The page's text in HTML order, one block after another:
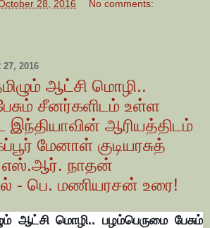
28, 2016 No comments:
27, 2016
ஆட்சி மொழி..
சீனர்களிடம் உள்ள
இந்தியாவின் ஆரியத்திடம்
மேனாள் குடியரசுத்
எஸ்.ஆர். நாதன்
- பெ. மணியரசன் உரை!
ஆட்சி மொழி.. பழம்பெருமை பேசும்